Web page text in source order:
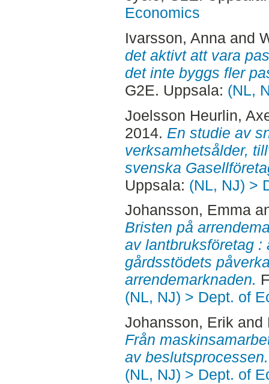
Economics
Ivarsson, Annaand
det aktivt att vara
det inte byggs fler
G2E. Uppsala: (NL,
Joelsson Heurlin,
2014. En studie av
verksamhetsålder,
svenska
Uppsala: (NL, NJ) >
Johansson, Emma
Bristen på
av lantbruksföretag :
gårdsstödets
arrendemarknaden.
(NL, NJ) > Dept. of
Johansson, Erik and
Från
av beslutsprocessen.
(NL, NJ) > Dept. of